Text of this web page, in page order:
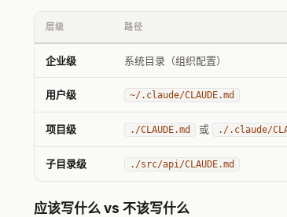
层级 路径
企业级 系统目录（组织配置）
用户级 ~/.claude/CLAUDE.md
项目级 ./CLAUDE.md 或 ./.claude/
子目录级 ./src/api/CLAUDE.md
应该写什么 vs 不该写什么